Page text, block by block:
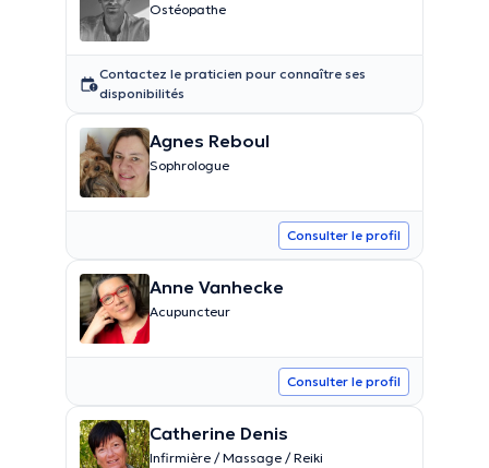
Ostéopathe
Contactez le praticien pour connaître ses
disponibilités
Agnes Reboul
Sophrologue
Consulter le profil
Anne Vanhecke
Acupuncteur
Consulter le profil
Catherine Denis
Infirmière / Massage / Reiki